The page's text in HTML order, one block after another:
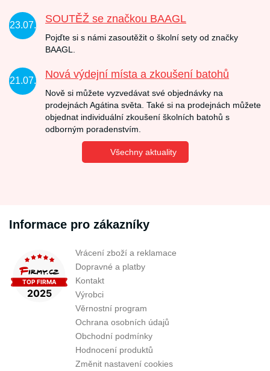
23.07.
SOUTĚŽ se značkou BAAGL
Pojďte si s námi zasoutěžit o školní sety od značky
BAAGL.
21.07.
Nová výdejní místa a zkoušení batohů
Nově si můžete vyzvedávat své objednávky na
prodejnách Agátina světa. Také si na prodejnách můžete
objednat individuální zkoušení školních batohů s
odborným poradenstvím.
Všechny aktuality
Informace pro zákazníky
Vrácení zboží a reklamace
Dopravné a platby
Kontakt
Výrobci
Věrnostní program
Ochrana osobních údajů
Obchodní podmínky
Hodnocení produktů
Změnit nastavení cookies